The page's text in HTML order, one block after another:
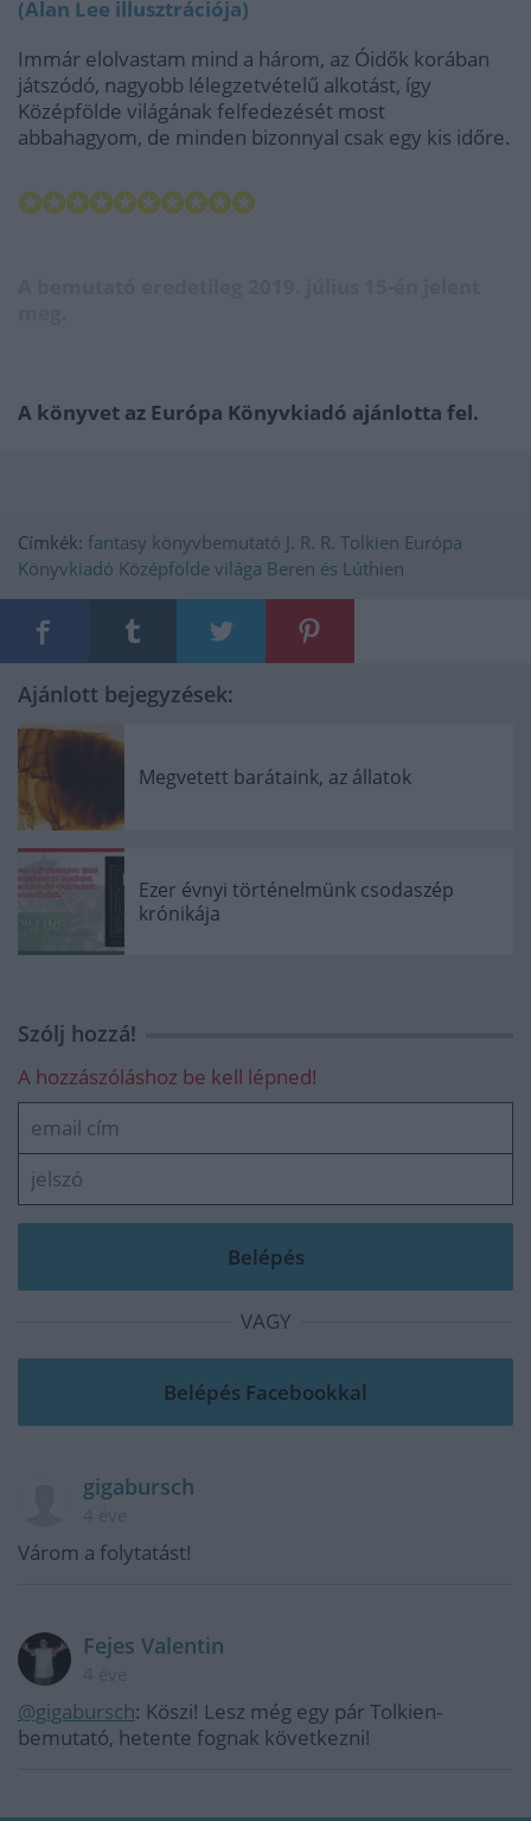
(Alan Lee illusztrációja)
Immár elolvastam mind a három, az Óidők korában
játszódó, nagyobb lélegzetvételű alkotást, így
Középfölde világának felfedezését most
abbahagyom, de minden bizonnyal csak egy kis időre.
✪✪✪✪✪✪✪✪✪✪
A könyvet az Európa Könyvkiadó ajánlotta fel.
Címkék: fantasy könyvbemutató J. R. R. Tolkien Európa
Könyvkiadó Középfölde világa Beren és Lúthien
Ajánlott bejegyzések:
Megvetett barátaink, az állatok
Ezer évnyi történelmünk csodaszép
krónikája
Szólj hozzá!
A hozzászóláshoz be kell lépned!
VAGY
gigabursch
Várom a folytatást!
Fejes Valentin
@gigabursch: Köszi! Lesz még egy pár Tolkien-
bemutató, hetente fognak következni!